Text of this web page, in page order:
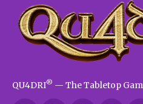
QU4DRI® — The Tabletop